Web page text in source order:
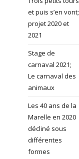
et puis s’en vont;
projet 2020 et
2021
Stage de
carnaval 2021;
Le carnaval des
animaux
Les 40 ans de la
Marelle en 2020
décliné sous
différentes
formes